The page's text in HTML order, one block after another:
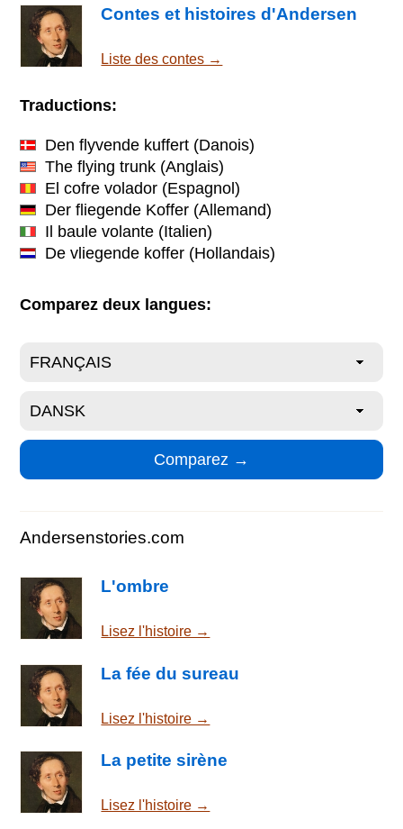
Contes et histoires d'Andersen
Liste des contes →
Traductions:
Den flyvende kuffert (Danois)
The flying trunk (Anglais)
El cofre volador (Espagnol)
Der fliegende Koffer (Allemand)
Il baule volante (Italien)
De vliegende koffer (Hollandais)
Comparez deux langues:
Andersenstories.com
L'ombre
Lisez l'histoire →
La fée du sureau
Lisez l'histoire →
La petite sirène
Lisez l'histoire →